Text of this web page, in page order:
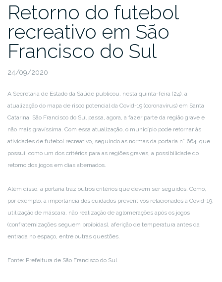
Retorno do futebol
recreativo em São
Francisco do Sul
24/09/2020
A Secretaria de Estado da Saúde publicou, nesta quinta-feira (24), a
atualização do mapa de risco potencial da Covid-19 (coronavírus) em Santa
Catarina. São Francisco do Sul passa, agora, a fazer parte da região grave e
não mais gravíssima. Com essa atualização, o município pode retornar às
atividades de futebol recreativo, seguindo as normas da portaria n° 664, que
possui, como um dos critérios para as regiões graves, a possibilidade do
retorno dos jogos em dias alternados.
Além disso, a portaria traz outros critérios que devem ser seguidos. Como,
por exemplo, a importância dos cuidados preventivos relacionados à Covid-19,
utilização de máscara, não realização de aglomerações após os jogos
(confraternizações seguem proibidas), aferição de temperatura antes da
entrada no espaço, entre outras questões.
Fonte: Prefeitura de São Francisco do Sul